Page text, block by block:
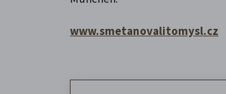
www.smetanovalitomysl.cz